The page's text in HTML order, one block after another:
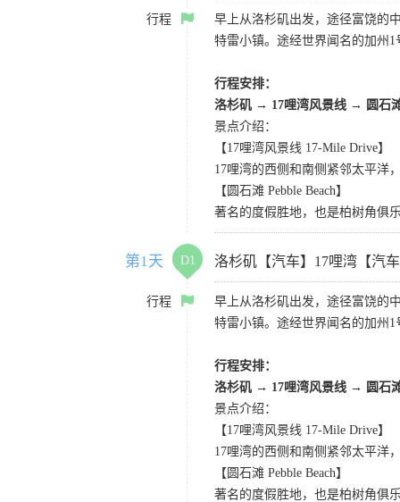
行程
早上从洛杉矶出发，途径富饶的
特雷小镇。途经世界闻名的加州
行程安排：
洛杉矶 → 17哩湾风景线 → 圆石
景点介绍：
【17哩湾风景线 17-Mile Drive】
17哩湾的西侧和南侧紧邻太平洋
【圆石滩 Pebble Beach】
著名的度假胜地，也是柏树角俱
第1天 D1 洛杉矶【汽车】17哩湾【汽
行程
早上从洛杉矶出发，途径富饶的
特雷小镇。途经世界闻名的加州
行程安排：
洛杉矶 → 17哩湾风景线 → 圆石
景点介绍：
【17哩湾风景线 17-Mile Drive】
17哩湾的西侧和南侧紧邻太平洋
【圆石滩 Pebble Beach】
著名的度假胜地，也是柏树角俱